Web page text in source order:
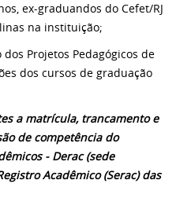
ex-graduandos do Cefet/RJ
na instituição;
Projetos Pedagógicos de
dos cursos de graduação
a matrícula, trancamento e
de competência do
- Derac (sede
Acadêmico (Serac) das